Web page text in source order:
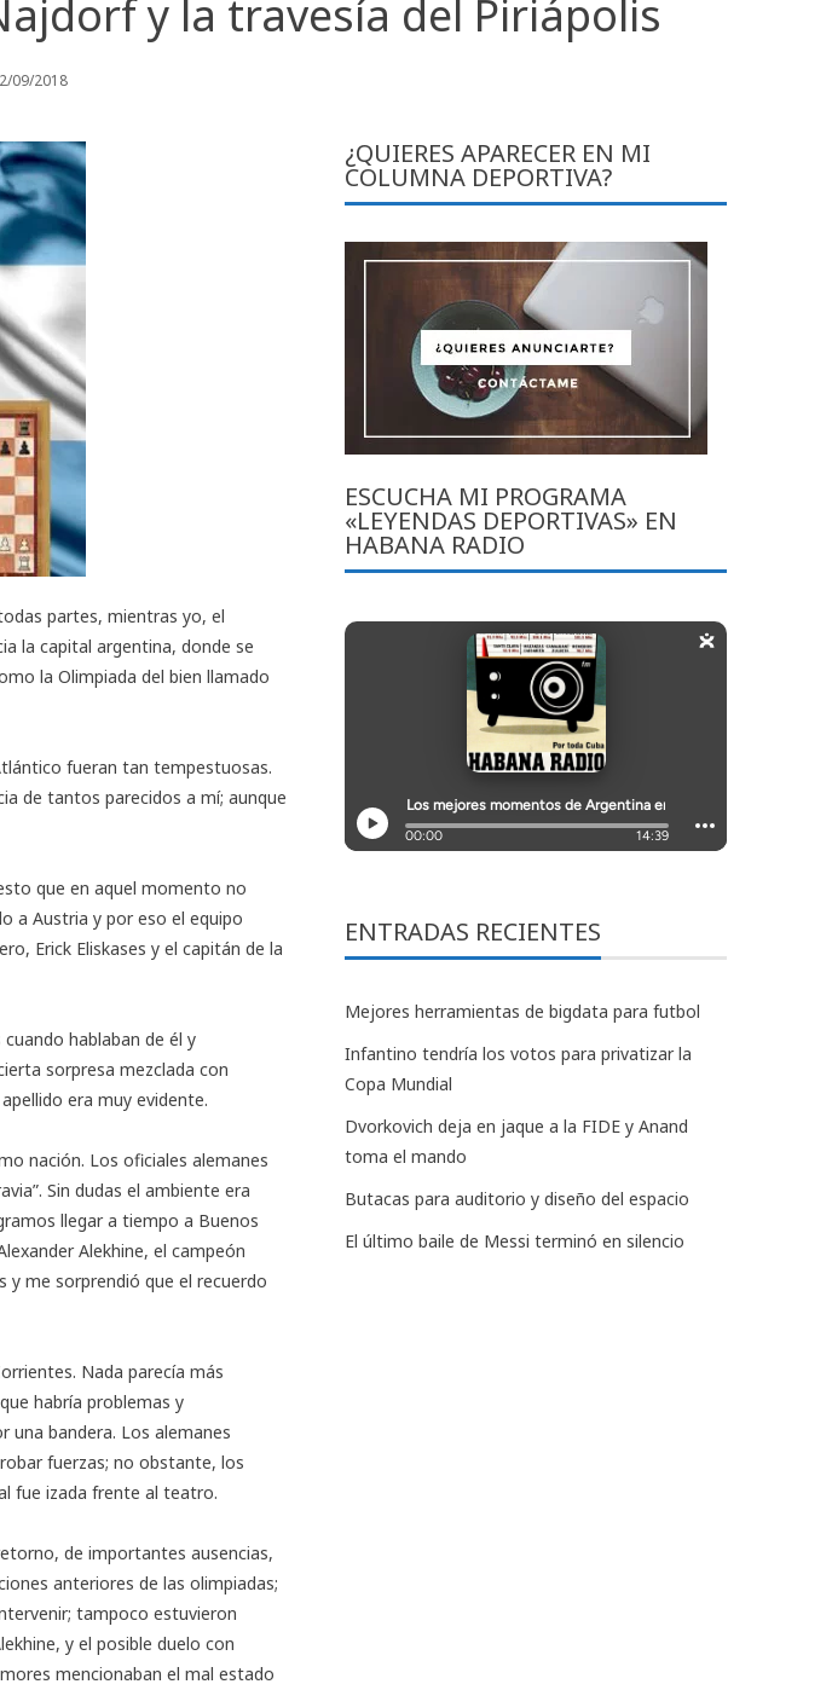
y la travesía del Piriápolis
09/2018
partes, mientras yo, el
la capital argentina, donde se
la Olimpiada del bien llamado
fueran tan tempestuosas.
de tantos parecidos a mí; aunque
que en aquel momento no
a Austria y por eso el equipo
Erick Eliskases y el capitán de la
hablaban de él y
sorpresa mezclada con
era muy evidente.
nación. Los oficiales alemanes
Sin dudas el ambiente era
llegar a tiempo a Buenos
Alekhine, el campeón
y me sorprendió que el recuerdo
Nada parecía más
habría problemas y
bandera. Los alemanes
fuerzas; no obstante, los
fue izada frente al teatro.
de importantes ausencias,
anteriores de las olimpiadas;
tampoco estuvieron
y el posible duelo con
mencionaban el mal estado
¿QUIERES APARECER EN MI
COLUMNA DEPORTIVA?
ESCUCHA MI PROGRAMA
«LEYENDAS DEPORTIVAS» EN
HABANA RADIO
ENTRADAS RECIENTES
Mejores herramientas de bigdata para futbol
Infantino tendría los votos para privatizar la
Copa Mundial
Dvorkovich deja en jaque a la FIDE y Anand
toma el mando
Butacas para auditorio y diseño del espacio
El último baile de Messi terminó en silencio